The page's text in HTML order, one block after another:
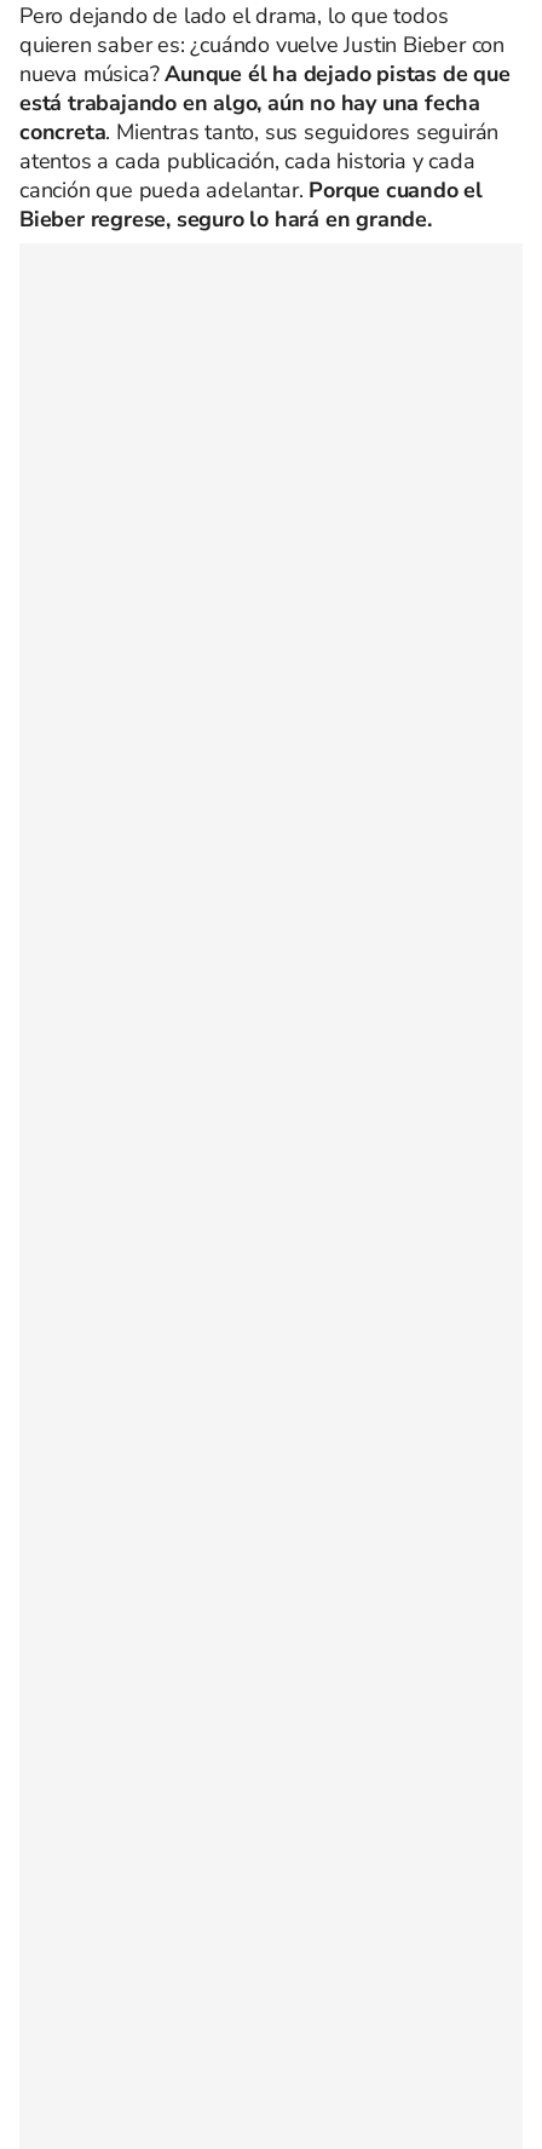
Pero dejando de lado el drama, lo que todos
quieren saber es: ¿cuándo vuelve Justin Bieber con
nueva música?Aunque él ha dejado pistas de que
está trabajando en algo, aún no hay una fecha
concreta. Mientras tanto, sus seguidores seguirán
atentos a cada publicación, cada historia y cada
canción que pueda adelantar. Porque cuando el
Bieber regrese, seguro lo hará en grande.